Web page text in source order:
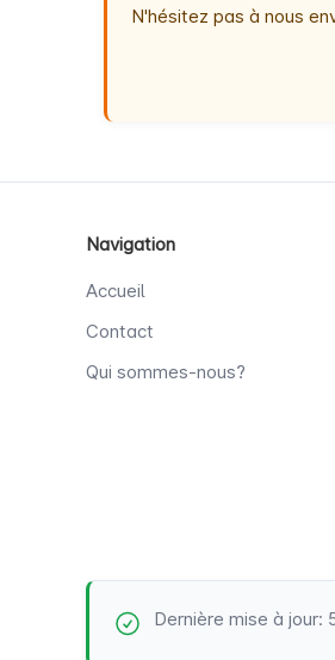
N'hésitez pas à nous
Navigation
Accueil
Contact
Qui sommes-nous?
Dernière mise à jour: